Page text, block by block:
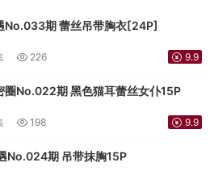
No.033期 蕾丝吊带胸衣[24P]
226 9.9
No.022期 黑色猫耳蕾丝女仆15P
198 9.9
No.024期 吊带抹胸15P